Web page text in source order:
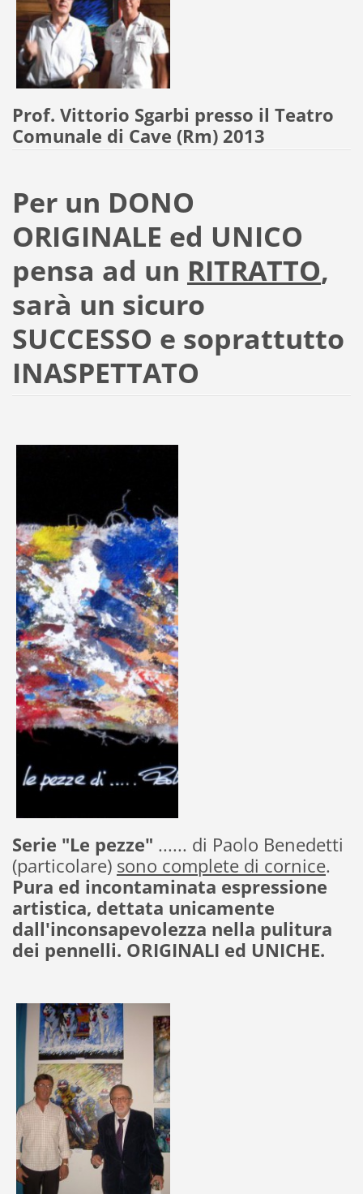
Prof. Vittorio Sgarbi presso il Teatro
Comunale di Cave (Rm) 2013
Per un DONO
ORIGINALE ed UNICO
pensa ad un RITRATTO,
sarà un sicuro
SUCCESSO e soprattutto
INASPETTATO
Serie "Le pezze" ...... di Paolo Benedetti
(particolare) sono complete di cornice.
Pura ed incontaminata espressione
artistica, dettata unicamente
dall'inconsapevolezza nella pulitura
dei pennelli. ORIGINALI ed UNICHE.